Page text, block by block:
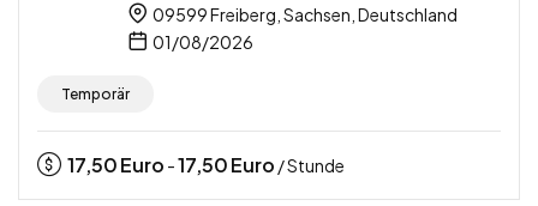
09599 Freiberg, Sachsen, Deutschland
01/08/2026
Temporär
17,50Euro -17,50Euro / Stunde